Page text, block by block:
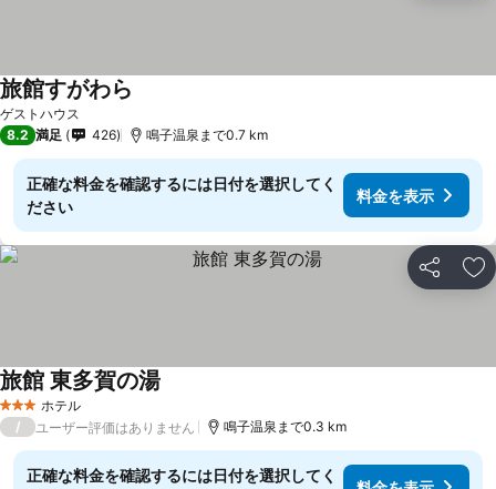
ゲストハウス
旅館すがわら
8.2 満足 426 鳴子温泉まで0.7 km
正確な料金を確認するには日付を選択してく
ださい
料金を表示
シェア お
3 ホテルのランク
ホテル
旅館 東多賀の湯
/ ユーザー評価はありません 鳴子温泉まで0.3 km
正確な料金を確認するには日付を選択してく